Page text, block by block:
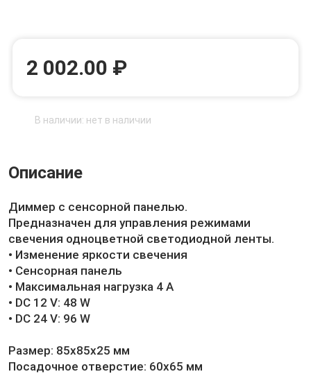
2 002.00 ₽
В наличии: нет в наличии
Описание
Диммер с сенсорной панелью.
Предназначен для управления режимами
свечения одноцветной светодиодной ленты.
• Изменение яркости свечения
• Сенсорная панель
• Максимальная нагрузка 4 А
• DC 12 V: 48 W
• DC 24 V: 96 W
Размер: 85х85х25 мм
Посадочное отверстие: 60х65 мм